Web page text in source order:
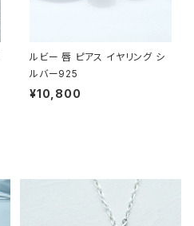
ルビー 唇 ピアス イヤリング シ
ルバー925
¥10,800